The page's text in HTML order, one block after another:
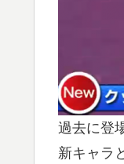
過去に登
新キャラ